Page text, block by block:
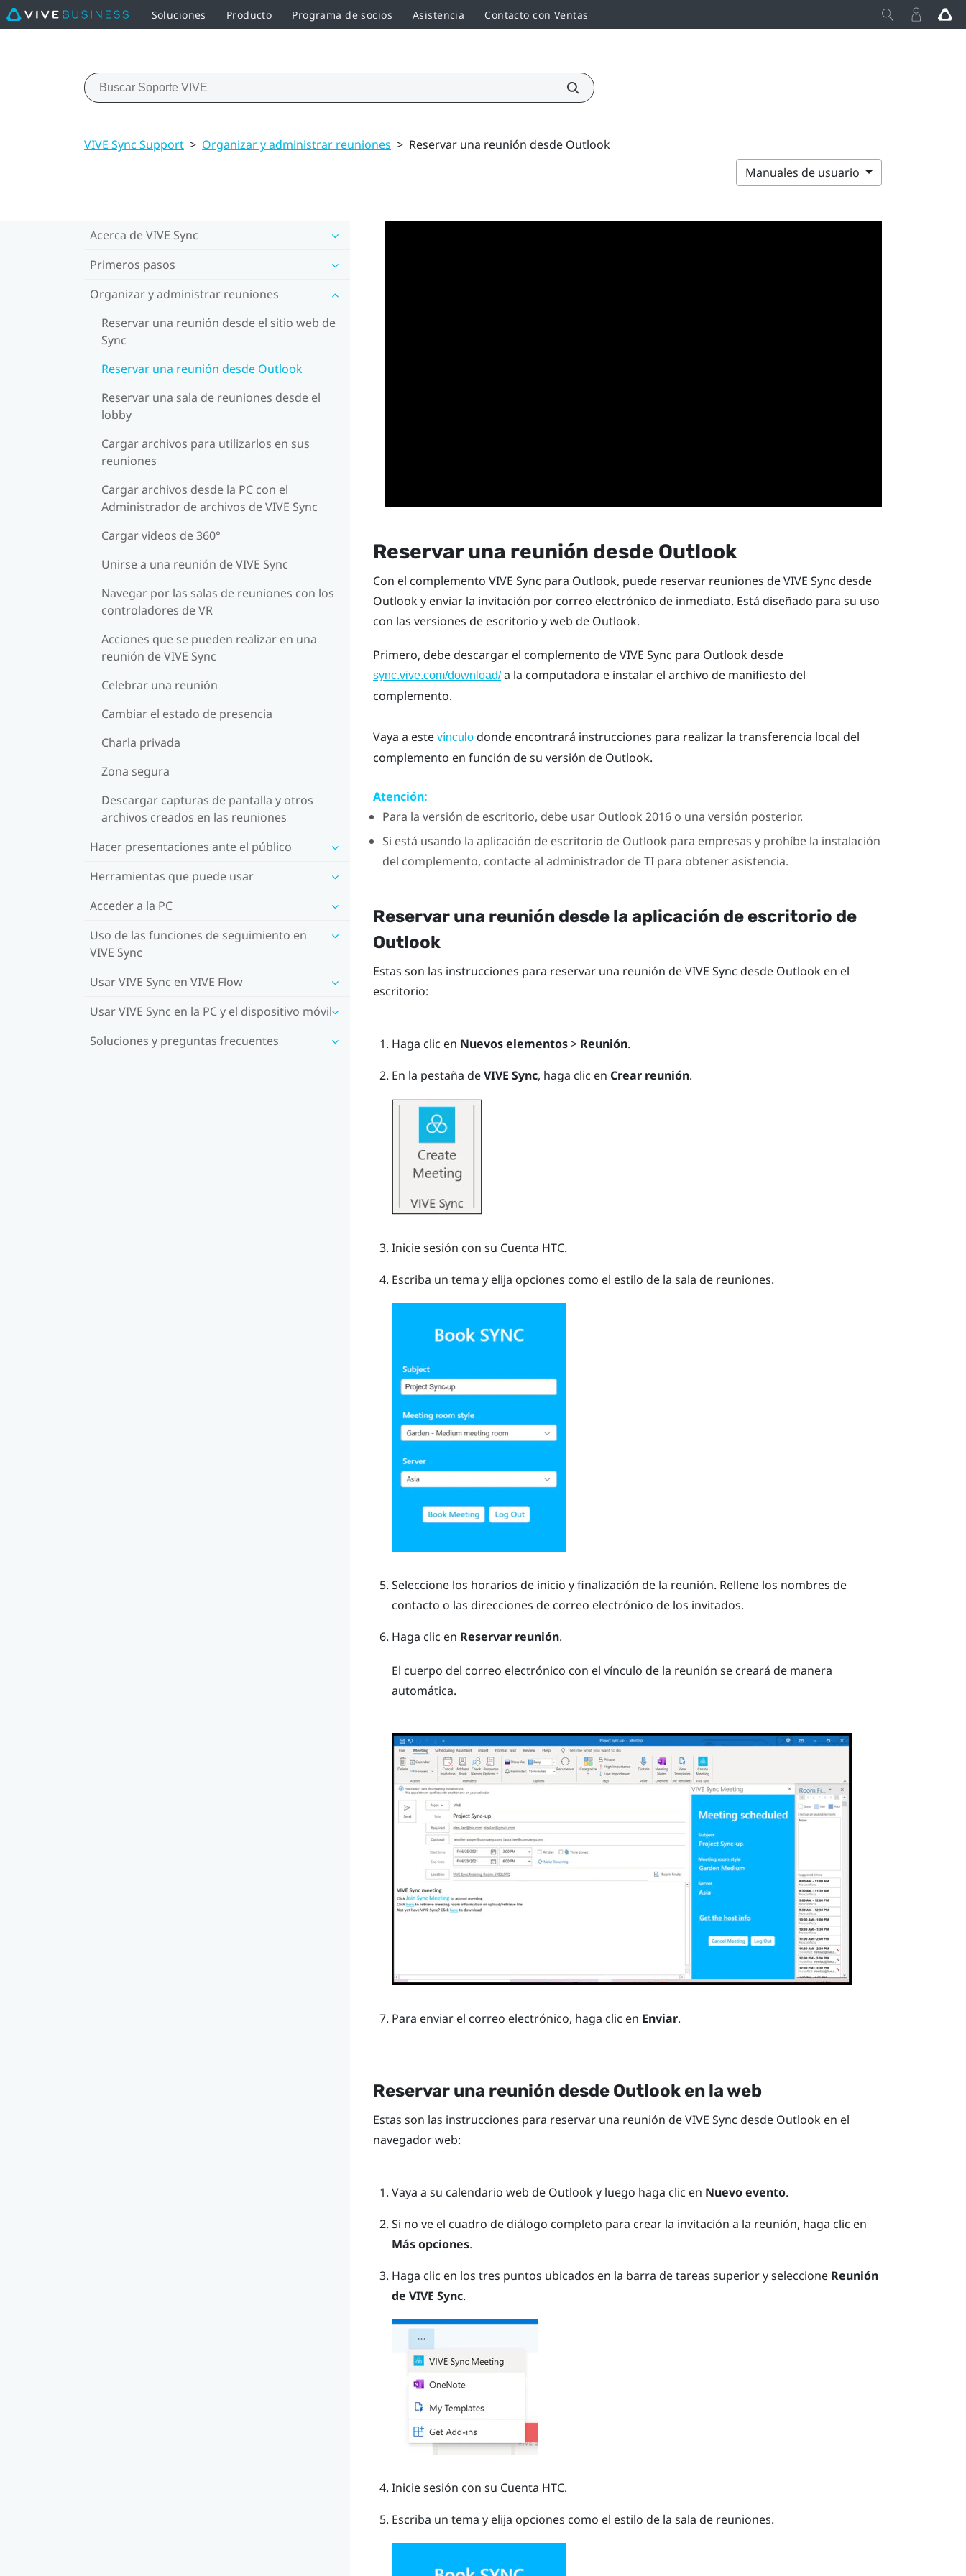
Soluciones Producto Programa de socios Asistencia Contacto con Ventas
VIVE Sync Support > Organizar y administrar reuniones > Reservar una reunión desde Outlook
Manuales de usuario
Acerca de VIVE Sync
Primeros pasos
Organizar y administrar reuniones
Reservar una reunión desde el sitio web de
Sync
Reservar una reunión desde Outlook
Reservar una sala de reuniones desde el
lobby
Cargar archivos para utilizarlos en sus
reuniones
Cargar archivos desde la PC con el
Administrador de archivos de VIVE Sync
Cargar videos de 360°
Unirse a una reunión de VIVE Sync
Navegar por las salas de reuniones con los
controladores de VR
Acciones que se pueden realizar en una
reunión de VIVE Sync
Celebrar una reunión
Cambiar el estado de presencia
Charla privada
Zona segura
Descargar capturas de pantalla y otros
archivos creados en las reuniones
Hacer presentaciones ante el público
Herramientas que puede usar
Acceder a la PC
Uso de las funciones de seguimiento en
VIVE Sync
Usar VIVE Sync en VIVE Flow
Usar VIVE Sync en la PC y el dispositivo móvil
Soluciones y preguntas frecuentes
Reservar una reunión desde Outlook
Con el complemento VIVE Sync para Outlook, puede reservar reuniones deVIVE Sync desde
Outlooky enviar la invitación por correo electrónico de inmediato. Está diseñado para su uso
con las versiones de escritorio y web de Outlook.
Primero, debe descargar el complemento deVIVE Sync para Outlookdesde
sync.vive.com/download/a la computadora e instalar el archivo de manifiesto del
complemento.
Vaya a este vínculodonde encontrará instrucciones para realizar la transferencia local del
complemento en función de su versión de Outlook.
Atención:
Para la versión de escritorio, debe usar Outlook 2016 o una versión posterior.
Si está usando la aplicación de escritorio de Outlook para empresas y prohíbe la instalación
del complemento, contacte al administrador de TI para obtener asistencia.
Reservar una reunión desde la aplicación de escritorio de
Outlook
Estas son las instrucciones para reservar una reunión deVIVE Sync desde Outlooken el
escritorio:
Haga clic en Nuevos elementos> Reunión.
En la pestaña deVIVE Sync, haga clic en Crear reunión.
Inicie sesión con su Cuenta HTC.
Escriba un tema y elija opciones como el estilo de la sala de reuniones.
Seleccione los horarios de inicio y finalización de la reunión. Rellene los nombres de
contacto o las direcciones de correo electrónico de los invitados.
Haga clic en Reservar reunión.
El cuerpo del correo electrónico con el vínculo de la reunión se creará de manera
automática.
Para enviar el correo electrónico, haga clic en Enviar.
Reservar una reunión desde Outlooken la web
Estas son las instrucciones para reservar una reunión deVIVE Sync desde Outlooken el
navegador web:
Vaya a su calendario web de Outlooky luego haga clic en Nuevo evento.
Si no ve el cuadro de diálogo completo para crear la invitación a la reunión, haga clic en
Más opciones.
Haga clic en los tres puntos ubicados en la barra de tareas superior y seleccione Reunión
de VIVE Sync.
Inicie sesión con su Cuenta HTC.
Escriba un tema y elija opciones como el estilo de la sala de reuniones.